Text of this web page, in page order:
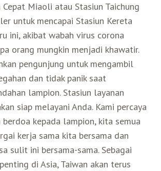
Cepat Miaoli atau Stasiun Taichung
untuk mencapai Stasiun Kereta
ini, akibat wabah virus corona
orang mungkin menjadi khawatir.
pengunjung untuk mengambil
dan tidak panik saat
lampion. Stasiun layanan
siap melayani Anda. Kami percaya
berdoa kepada lampion, kita semua
kerja sama kita bersama dan
sulit ini bersama-sama. Sebagai
di Asia, Taiwan akan terus